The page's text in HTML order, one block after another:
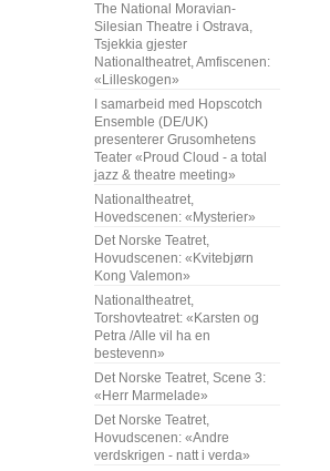
The National Moravian-
Silesian Theatre i Ostrava,
Tsjekkia gjester
Nationaltheatret, Amfiscenen:
«Lilleskogen»
I samarbeid med Hopscotch
Ensemble (DE/UK)
presenterer Grusomhetens
Teater «Proud Cloud - a total
jazz & theatre meeting»
Nationaltheatret,
Hovedscenen: «Mysterier»
Det Norske Teatret,
Hovudscenen: «Kvitebjørn
Kong Valemon»
Nationaltheatret,
Torshovteatret: «Karsten og
Petra /Alle vil ha en
bestevenn»
Det Norske Teatret, Scene 3:
«Herr Marmelade»
Det Norske Teatret,
Hovudscenen: «Andre
verdskrigen - natt i verda»